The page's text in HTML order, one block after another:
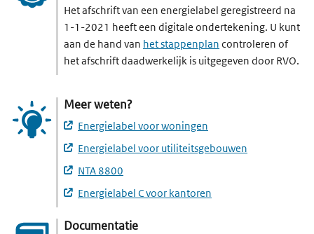
Het afschrift van een energielabel geregistreerd na
1-1-2021 heeft een digitale ondertekening. U kunt
aan de hand van het stappenplan controleren of
het afschrift daadwerkelijk is uitgegeven door RVO.
Meer weten?
Energielabel voor woningen
Energielabel voor utiliteitsgebouwen
NTA 8800
Energielabel C voor kantoren
Documentatie